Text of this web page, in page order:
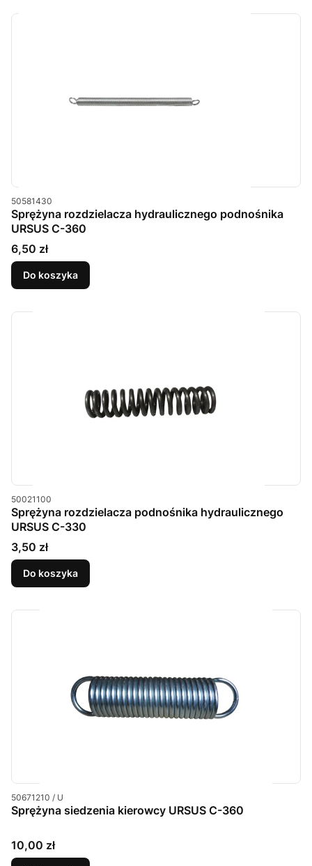
Kod produktu
50581430
Sprężyna rozdzielacza hydraulicznego podnośnika
URSUS C-360
Cena
6,50 zł
Do koszyka
Kod produktu
50021100
Sprężyna rozdzielacza podnośnika hydraulicznego
URSUS C-330
Cena
3,50 zł
Do koszyka
Kod produktu
50671210 / U
Sprężyna siedzenia kierowcy URSUS C-360
Cena
10,00 zł